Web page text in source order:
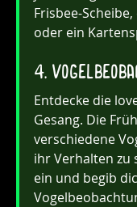
Frisbee-
oder ein
4.
Entdecke die
Gesang. Die
verschiedene
ihr Verhalten zu
ein und begib